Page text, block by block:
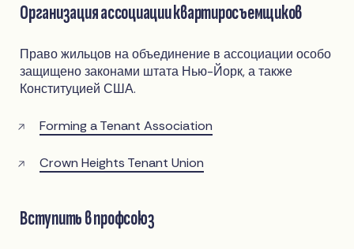
Организация ассоциации квартиросъемщиков
Право жильцов на объединение в ассоциации особо
защищено законами штата Нью-Йорк, а также
Конституцией США.
Forming a Tenant Association
Crown Heights Tenant Union
Вступить в профсоюз